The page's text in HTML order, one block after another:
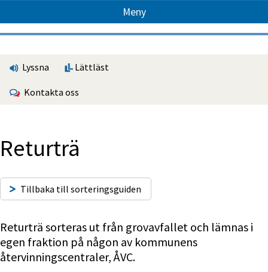
Meny
Lyssna Lättläst
Kontakta oss
Returträ
Tillbaka till sorteringsguiden
Returträ sorteras ut från grovavfallet och lämnas i
egen fraktion på någon av kommunens
återvinningscentraler, ÅVC.